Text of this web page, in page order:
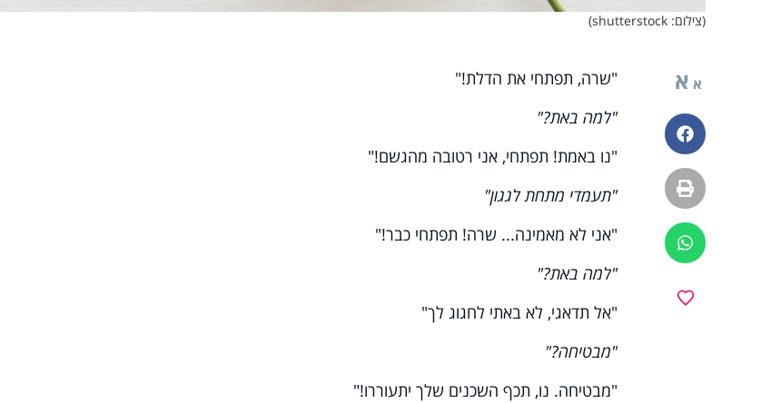
(צילום: shutterstock)
א א
פייסבוק
הדפסה
ווטסאפ
"שרה, תפתחי את הדלת!"
"למה באת?"
"נו באמת! תפתחי, אני רטובה מהגשם!"
"תעמדי מתחת לגגון"
"אני לא מאמינה... שרה! תפתחי כבר!"
"למה באת?"
"אל תדאגי, לא באתי לחגוג לך"
"מבטיחה?"
"מבטיחה. נו, תכף השכנים שלך יתעוררו!"